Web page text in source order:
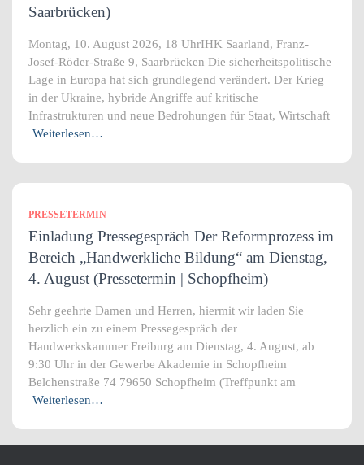
Saarbrücken)
Montag, 10. August 2026, 18 UhrIHK Saarland, Franz-
Josef-Röder-Straße 9, Saarbrücken Die sicherheitspolitische
Lage in Europa hat sich grundlegend verändert. Der Krieg
in der Ukraine, hybride Angriffe auf kritische
Infrastrukturen und neue Bedrohungen für Staat, Wirtschaft
Weiterlesen…
PRESSETERMIN
Einladung Pressegespräch Der Reformprozess im
Bereich „Handwerkliche Bildung“ am Dienstag,
4. August (Pressetermin | Schopfheim)
Sehr geehrte Damen und Herren, hiermit wir laden Sie
herzlich ein zu einem Pressegespräch der
Handwerkskammer Freiburg am Dienstag, 4. August, ab
9:30 Uhr in der Gewerbe Akademie in Schopfheim
Belchenstraße 74 79650 Schopfheim (Treffpunkt am
Weiterlesen…